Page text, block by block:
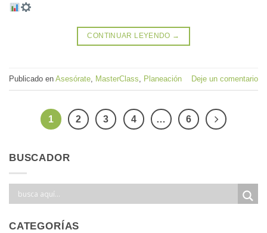
CONTINUAR LEYENDO →
Publicado en Asesórate MasterClass Planeación Deje un comentario
1 2 3 4 … 6
BUSCADOR
CATEGORÍAS